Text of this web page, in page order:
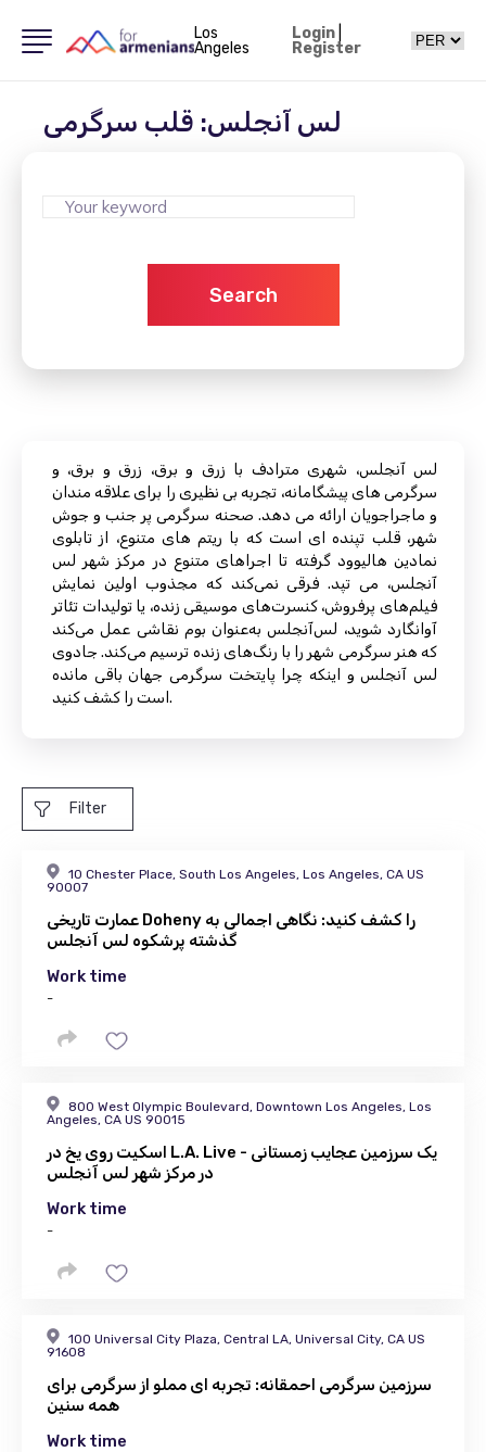
Los
Angeles
Login|
Register
لس آنجلس: قلب سرگرمی
Search
لس آنجلس، شهری مترادف با زرق و برق، زرق و برق، و
سرگرمی های پیشگامانه، تجربه بی نظیری را برای علاقه مندان
و ماجراجویان ارائه می دهد. صحنه سرگرمی پر جنب و جوش
شهر، قلب تپنده ای است که با ریتم های متنوع، از تابلوی
نمادین هالیوود گرفته تا اجراهای متنوع در مرکز شهر لس
آنجلس، می تپد. فرقی نمی‌کند که مجذوب اولین نمایش
فیلم‌های پرفروش، کنسرت‌های موسیقی زنده، یا تولیدات تئاتر
آوانگارد شوید، لس‌آنجلس به‌عنوان بوم نقاشی عمل می‌کند
که هنر سرگرمی شهر را با رنگ‌های زنده ترسیم می‌کند. جادوی
لس آنجلس و اینکه چرا پایتخت سرگرمی جهان باقی مانده
است را کشف کنید.
Filter
10 Chester Place, South Los Angeles, Los Angeles, CA US
90007
عمارت تاریخی Doheny را کشف کنید: نگاهی اجمالی به
گذشته پرشکوه لس آنجلس
Work time
-
800 West Olympic Boulevard, Downtown Los Angeles, Los
Angeles, CA US 90015
اسکیت روی یخ در L.A. Live - یک سرزمین عجایب زمستانی
در مرکز شهر لس آنجلس
Work time
-
100 Universal City Plaza, Central LA, Universal City, CA US
91608
سرزمین سرگرمی احمقانه: تجربه ای مملو از سرگرمی برای
همه سنین
Work time